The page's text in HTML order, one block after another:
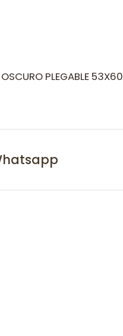
PLEGABLE 53X60